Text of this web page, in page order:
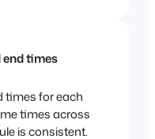
times
times for each
times across
is consistent.